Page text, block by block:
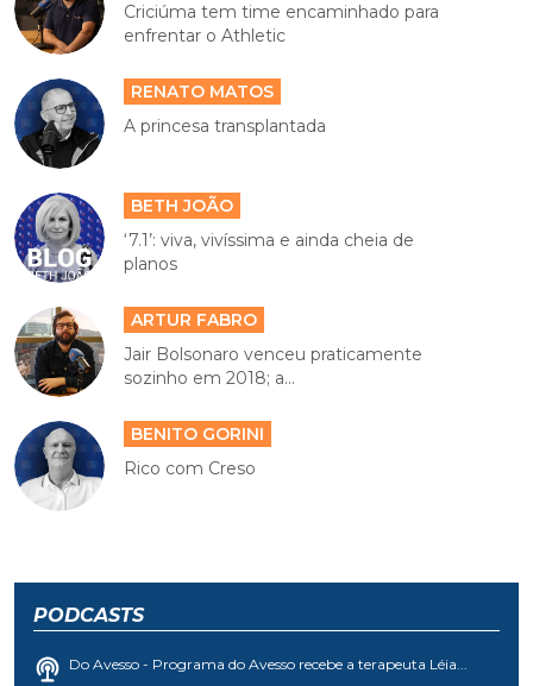
Criciúma tem time encaminhado para
enfrentar o Athletic
RENATO MATOS
A princesa transplantada
BETH JOÃO
‘7.1’: viva, vivíssima e ainda cheia de
planos
ARTUR FABRO
Jair Bolsonaro venceu praticamente
sozinho em 2018; a...
BENITO GORINI
Rico com Creso
PODCASTS
Do Avesso - Programa do Avesso recebe a terapeuta Léia...